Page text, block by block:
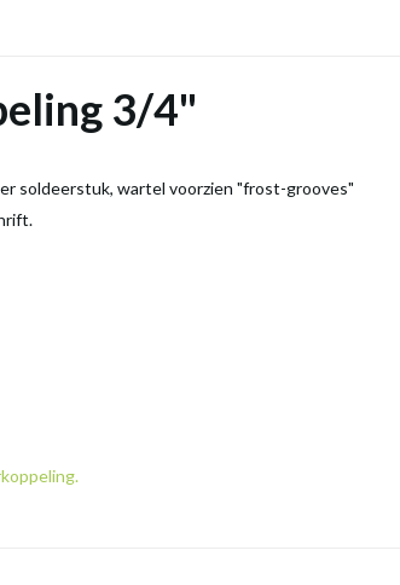
3/4"
soldeerstuk, wartel voorzien "frost-grooves"